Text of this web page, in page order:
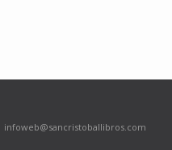
infoweb@sancristoballibros.com